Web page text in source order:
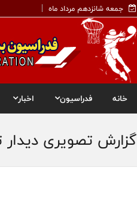
جمعه شانزدهم مرداد ماه
خانه فدراسیون اخبار
گزارش تصویری دیدار تیم ملی زیر ۱۶ سال پسران ایران و